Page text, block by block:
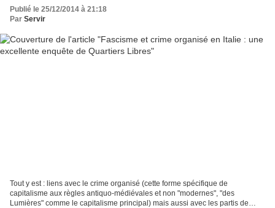
Publié le 25/12/2014 à 21:18
Par Servir
Tout y est : liens avec le crime organisé (cette forme spécifique de
capitalisme aux règles antiquo-médiévales et non "modernes", "des
Lumières" comme le capitalisme principal) mais aussi avec les partis de